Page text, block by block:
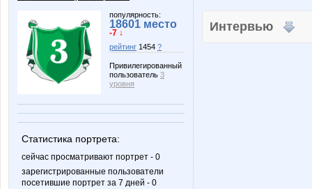
популярность:
18601 место
-7 ↓
рейтинг 1454 ?
Привилегированный
пользователь 3
уровня
Статистика портрета:
сейчас просматривают портрет - 0
зарегистрированные пользователи
посетившие портрет за 7 дней - 0
Интервью